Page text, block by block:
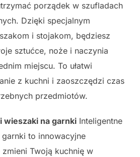
porządek w szufladach
Dzięki specjalnym
i stojakom, będziesz
sztućce, noże i naczynia
miejscu. To ułatwi
z kuchni i zaoszczędzi czas
przedmiotów.
wieszaki na garnki Inteligentne
garnki to innowacyjne
Twoją kuchnię w